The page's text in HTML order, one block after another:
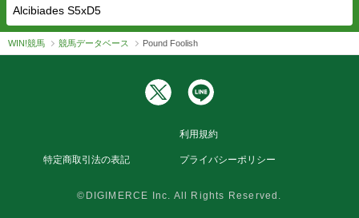
Alcibiades S5xD5
WIN!競馬 競馬データベース Pound Foolish
利用規約
特定商取引法の表記 プライバシーポリシー
©DIGIMERCE Inc. All Rights Reserved.